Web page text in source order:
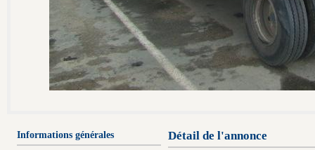
Informations générales Détail de l'annonce